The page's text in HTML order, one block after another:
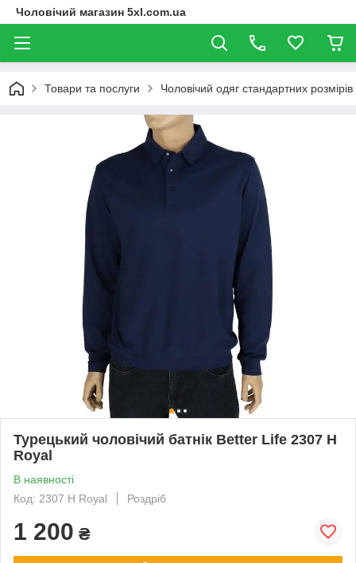
Чоловічий магазин 5xl.com.ua
Товари та послуги Чоловічий одяг стандартних розмірів
Турецький чоловічий батнік Better Life 2307 H
Royal
В наявності
Код: 2307 H Royal
Роздріб
1 200 ₴